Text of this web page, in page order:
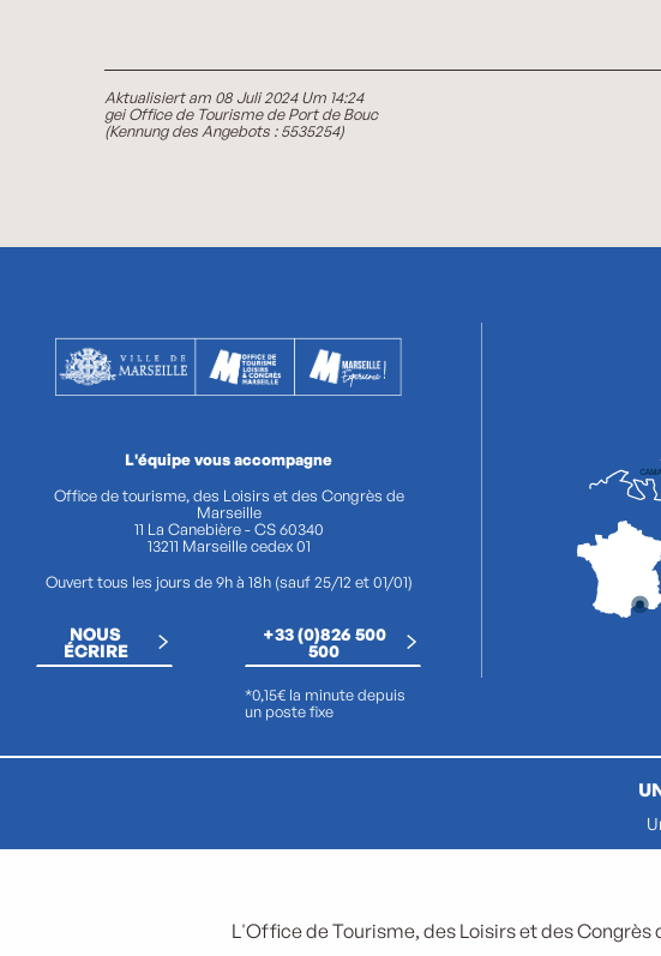
Aktualisiert am 08 Juli 2024 Um 14:24
gei Office de Tourisme de Port de Bouc
(Kennung des Angebots :5535254)
L'équipe vous accompagne
Office de tourisme, des Loisirs et des Congrès de
Marseille
11 La Canebière - CS 60340
13211 Marseille cedex 01
Ouvert tous les jours de 9h à 18h (sauf 25/12 et 01/01)
NOUS
ÉCRIRE
+33 (0)826 500
500
*0,15€ la minute depuis
un poste fixe
L'Office de Tourisme, des Loisirs et des